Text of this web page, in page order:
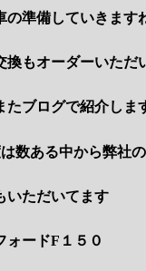
の準備していきます
換もオーダーいただ
たブログで紹介しま
数ある中から弊社
いただいてます
ォードF１５０